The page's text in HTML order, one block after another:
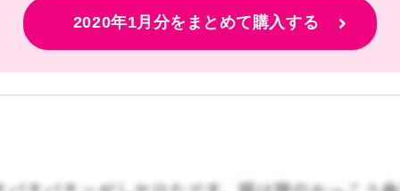
2020年1月分をまとめて購入する